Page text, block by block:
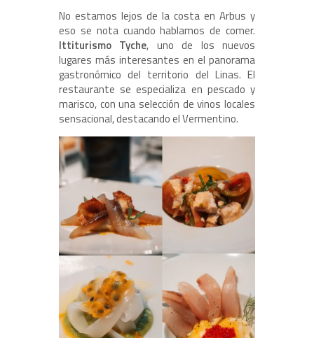
No estamos lejos de la costa en Arbus y
eso se nota cuando hablamos de comer.
Ittiturismo Tyche, uno de los nuevos
lugares más interesantes en el panorama
gastronómico del territorio del Linas. El
restaurante se especializa en pescado y
marisco, con una selección de vinos locales
sensacional, destacando el Vermentino.